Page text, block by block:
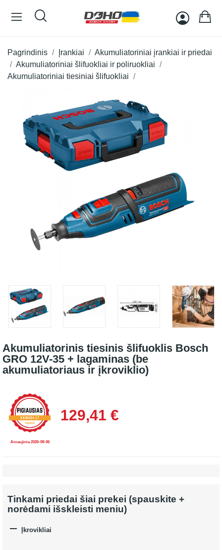
Pagrindinis Įrankiai
Akumuliatoriniai įrankiai ir priedai
Akumuliatoriniai šlifuokliai ir poliruokliai
Akumuliatoriniai tiesiniai šlifuokliai
Akumuliatorinis tiesinis šlifuoklis Bosch
GRO 12V-35 + lagaminas (be
akumuliatoriaus ir įkroviklio)
129,41 €
Atnaujinta 2026-08-06
Tinkami priedai šiai prekei (spauskite +
norėdami išskleisti meniu)
 Įkrovikliai